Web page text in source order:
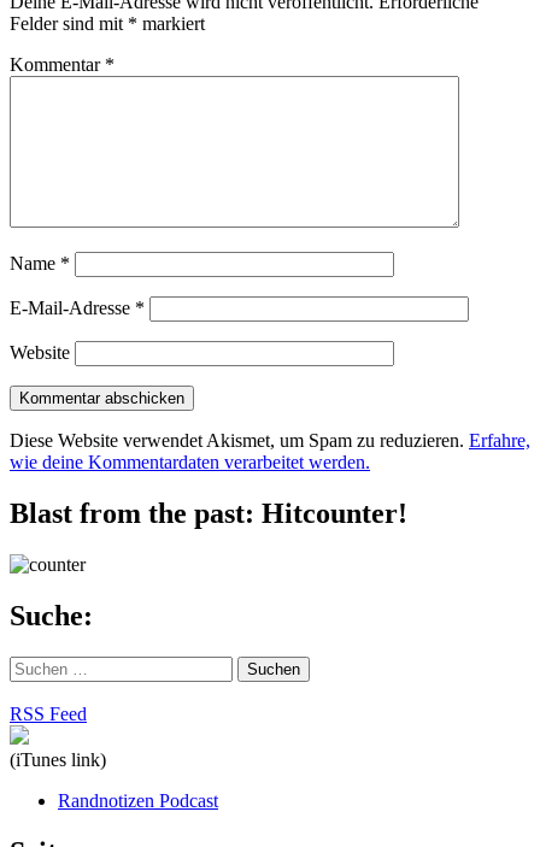
Felder sind mit * markiert
Kommentar *
Name *
E-Mail-Adresse *
Website
Diese Website verwendet Akismet, um Spam zu reduzieren. Erfahre,
wie deine Kommentardaten verarbeitet werden.
Blast from the past: Hitcounter!
Suche:
Suchen
nach:
RSS Feed
(iTunes link)
Randnotizen Podcast